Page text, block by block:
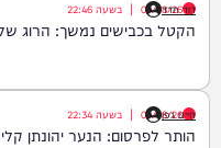
דוד חדד
09/08/26
| בשעה 22:46
הקטל בכבישים נמשך: הרוג
חיים גפן
09/08/26
| בשעה 22:34
הותר לפרסום: הנער יהונתן